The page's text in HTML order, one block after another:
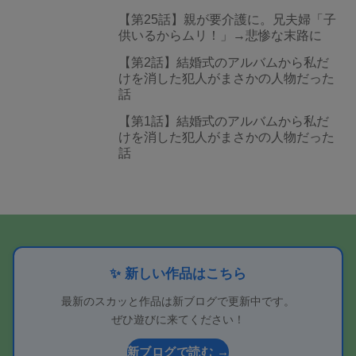
【第25話】親が要介護に。兄夫婦「子
供いるからムリ！」→悲惨な末路に
【第2話】結婚式のアルバムから私だ
けを消した犯人がまさかの人物だった
話
【第1話】結婚式のアルバムから私だ
けを消した犯人がまさかの人物だった
話
✨ 新しい作品はこちら
最新のスカッと作品は新ブログで更新中です。
ぜひ遊びに来てください！
新ブログで読む →